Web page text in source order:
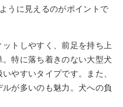
うに見えるのがポイントで
トしやすく、前足を持ち上
特に落ち着きのない大型犬
やすいタイプです。また、
が多いのも魅力。犬への負